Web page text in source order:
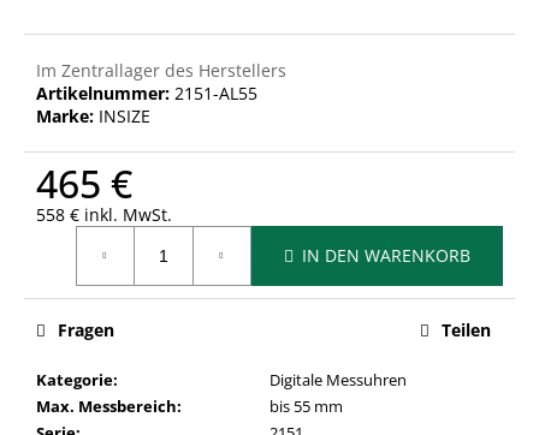
Im Zentrallager des Herstellers
Artikelnummer: 2151-AL55
Marke: INSIZE
465 €
558 € inkl. MwSt.
IN DEN WARENKORB
Kategorie:
Digitale Messuhren
Max. Messbereich:
bis 55 mm
Fragen Teilen
n